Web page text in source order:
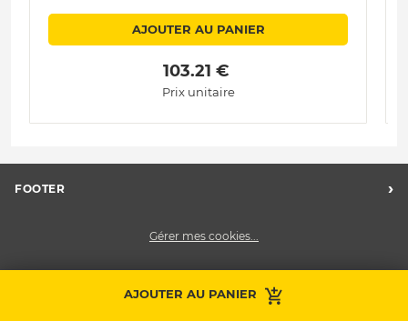
AJOUTER AU PANIER
AJOUTER AU PANIER
103.21 €
Prix unitaire
FOOTER ›
Midas Recrute
Gérer mes cookies...
Prendre RDV